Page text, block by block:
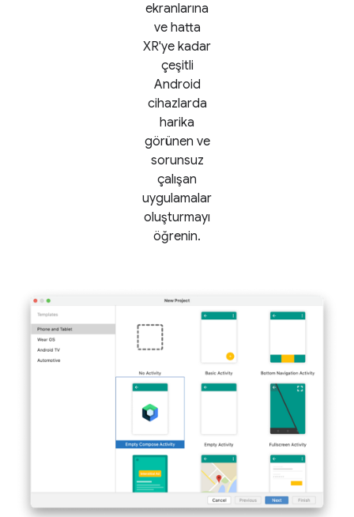
ekranlarına
ve hatta
XR'ye kadar
çeşitli
Android
cihazlarda
harika
görünen ve
sorunsuz
çalışan
uygulamalar
oluşturmayı
öğrenin.